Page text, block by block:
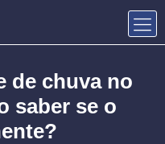
de chuva no
saber se o